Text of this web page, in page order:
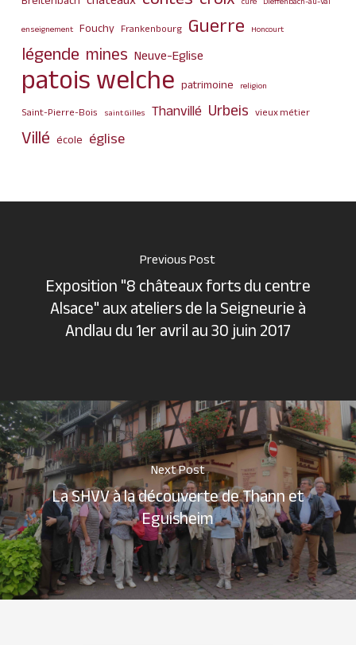
enseignement Fouchy Frankenbourg Guerre Honcourt
légende mines Neuve-Eglise
patois welche patrimoine religion
Saint-Pierre-Bois saint Gilles Thanvillé Urbeis vieux métier
Villé école église
Previous Post
Exposition "8 châteaux forts du centre
Alsace" aux ateliers de la Seigneurie à
Andlau du 1er avril au 30 juin 2017
Next Post
La SHVV à la découverte de Thann et
Eguisheim